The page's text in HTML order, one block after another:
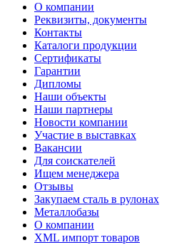
О компании
Реквизиты, документы
Контакты
Каталоги продукции
Сертификаты
Гарантии
Дипломы
Наши объекты
Наши партнеры
Новости компании
Участие в выставках
Вакансии
Для соискателей
Ищем менеджера
Отзывы
Закупаем сталь в рулонах
Металлобазы
О компании
XML импорт товаров